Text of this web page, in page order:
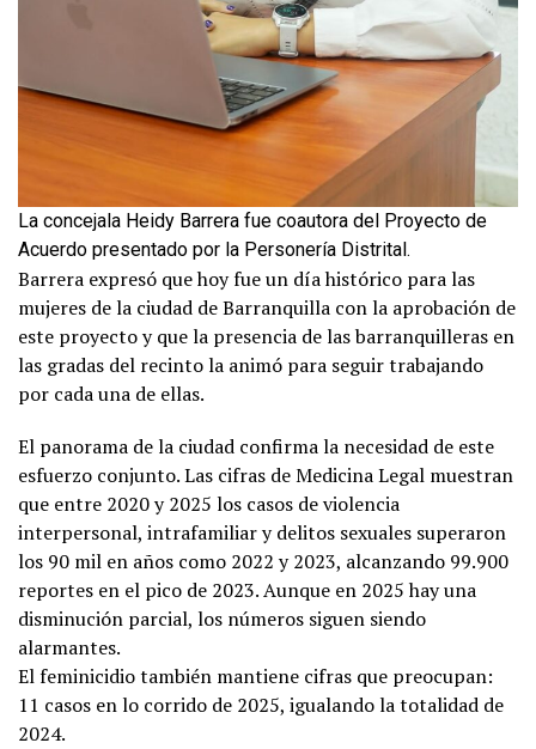
La concejala Heidy Barrera fue coautora del Proyecto de
Acuerdo presentado por la Personería Distrital.
Barrera expresó que hoy fue un día histórico para las
mujeres de la ciudad de Barranquilla con la aprobación de
este proyecto y que la presencia de las barranquilleras en
las gradas del recinto la animó para seguir trabajando
por cada una de ellas.
El panorama de la ciudad confirma la necesidad de este
esfuerzo conjunto. Las cifras de Medicina Legal muestran
que entre 2020 y 2025 los casos de violencia
interpersonal, intrafamiliar y delitos sexuales superaron
los 90 mil en años como 2022 y 2023, alcanzando 99.900
reportes en el pico de 2023. Aunque en 2025 hay una
disminución parcial, los números siguen siendo
alarmantes.
El feminicidio también mantiene cifras que preocupan:
11 casos en lo corrido de 2025, igualando la totalidad de
2024.